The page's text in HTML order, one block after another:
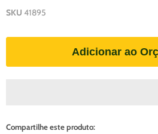
SKU 41895
Adicionar ao
Compartilhe este produto: